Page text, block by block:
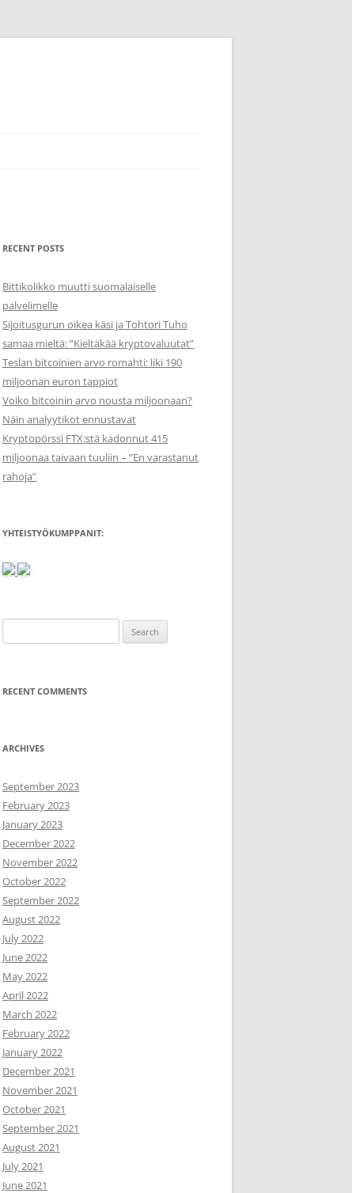
RECENT POSTS
Bittikolikko muutti suomalaiselle
palvelimelle
Sijoitusgurun oikea käsi ja Tohtori Tuho
samaa mieltä: ”Kieltäkää kryptovaluutat”
Teslan bitcoinien arvo romahti: liki 190
miljoonan euron tappiot
Voiko bitcoinin arvo nousta miljoonaan?
Näin analyytikot ennustavat
Kryptopörssi FTX:stä kadonnut 415
miljoonaa taivaan tuuliin – ”En varastanut
rahoja”
YHTEISTYÖKUMPPANIT:
for:
RECENT COMMENTS
ARCHIVES
September 2023
February 2023
January 2023
December 2022
November 2022
October 2022
September 2022
August 2022
July 2022
June 2022
May 2022
April 2022
March 2022
February 2022
January 2022
December 2021
November 2021
October 2021
September 2021
August 2021
July 2021
June 2021